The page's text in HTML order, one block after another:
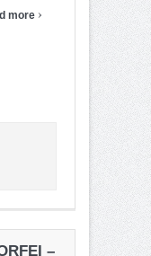
more ›
–